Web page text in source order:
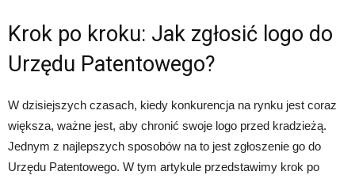
Krok po kroku: Jak zgłosić logo do
Urzędu Patentowego?
W dzisiejszych czasach, kiedy konkurencja na rynku jest coraz
większa, ważne jest, aby chronić swoje logo przed kradzieżą.
Jednym z najlepszych sposobów na to jest zgłoszenie go do
Urzędu Patentowego. W tym artykule przedstawimy krok po